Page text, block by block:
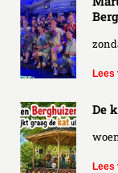
Lees
De
Lees